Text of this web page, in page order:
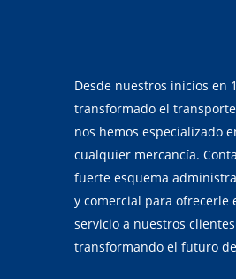
Desde nuestros inicios en
transformado el
nos hemos especializado
cualquier mercancía.
fuerte esquema
y comercial para ofrecerle
servicio a nuestros
transformando el futuro